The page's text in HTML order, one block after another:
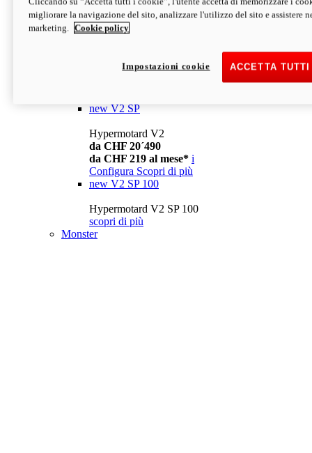
da CHF 13´990
Configura Scopri di più
newV2
da CHF 15´990
new V2 SP
Hypermotard V2
da CHF 20´490
da CHF 219 al mese* i
Configura Scopri di più
new V2 SP 100
Hypermotard V2 SP 100
scopri di più
Monster
migliorare la navigazione del sito, analizzare l'utilizzo del sito e assistere
marketing.
Cookie policy
ACCETTA
Impostazioni cookie